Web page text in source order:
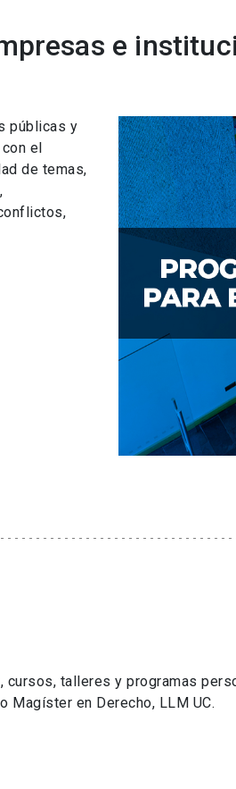
e
públicas y
el
de temas,
talleres y programas
Magíster en Derecho, LLM UC.